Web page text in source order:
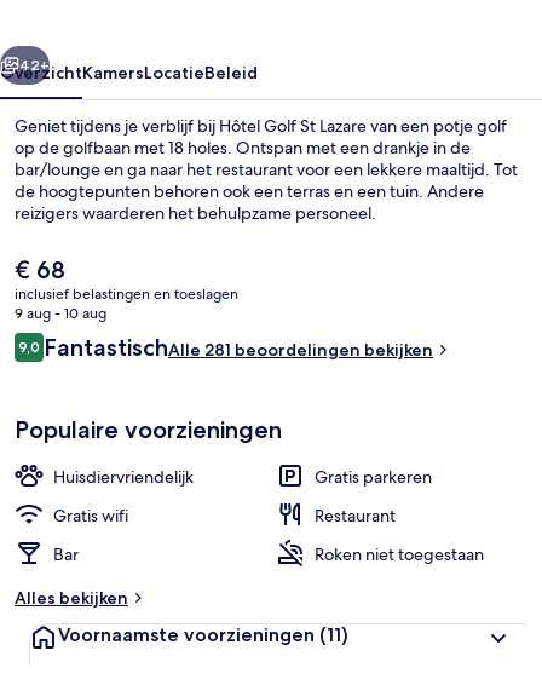
Volgende
42+
OverzichtKamersLocatieBeleid
Geniet tijdens je verblijf bij Hôtel Golf St Lazare van een potje golf
op de golfbaan met 18 holes. Ontspan met een drankje in de
bar/lounge en ga naar het restaurant voor een lekkere maaltijd. Tot
de hoogtepunten behoren ook een terras en een tuin. Andere
reizigers waarderen het behulpzame personeel.
De
huidige
prijs
is
€ 68
€ 68
inclusief belastingen en toeslagen
9 aug - 10 aug
Beoordelingen
9,09,0 op 10 –
FantastischAlle 281 beoordelingen bekijken
Populaire voorzieningen
Huisdiervriendelijk
Gratis parkeren
Gratis wifi
Restaurant
Bar
Roken niet toegestaan
Alles bekijken
Voornaamste voorzieningen (11)